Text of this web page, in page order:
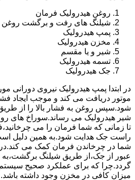
روغن هیدرولیک فرمان
شیلنگ های رفت و برگشت روغن
پمپ هیدرولیک
مخزن هیدرولیک
شیر و یا مقسم
تسمه هیدرولیک
جک هیدرولیک
در ابتدا پمپ هیدرولیک نیروی دورانی
موتور دریافت می کند و موجب ایجاد
شود.سپس روغن به فشار بالا را از
شیر هیدرولیک می رساند.سوراخ های
تا زمانی که شما فرمان را می
راست جک هدایت شود.به همین دلیل
شما در چرخاندن فرمان کمک می
عبور از جک،از طریق شیلنگ
گردد.چرا که برای عملکرد صحیح سیستم
میزان کافی در مخزن وجود داشته باشد.